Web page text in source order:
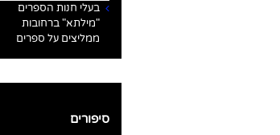
בעלי חנות הספרים
"מילתא" ברחובות
ממליצים על ספרים
סיפורים